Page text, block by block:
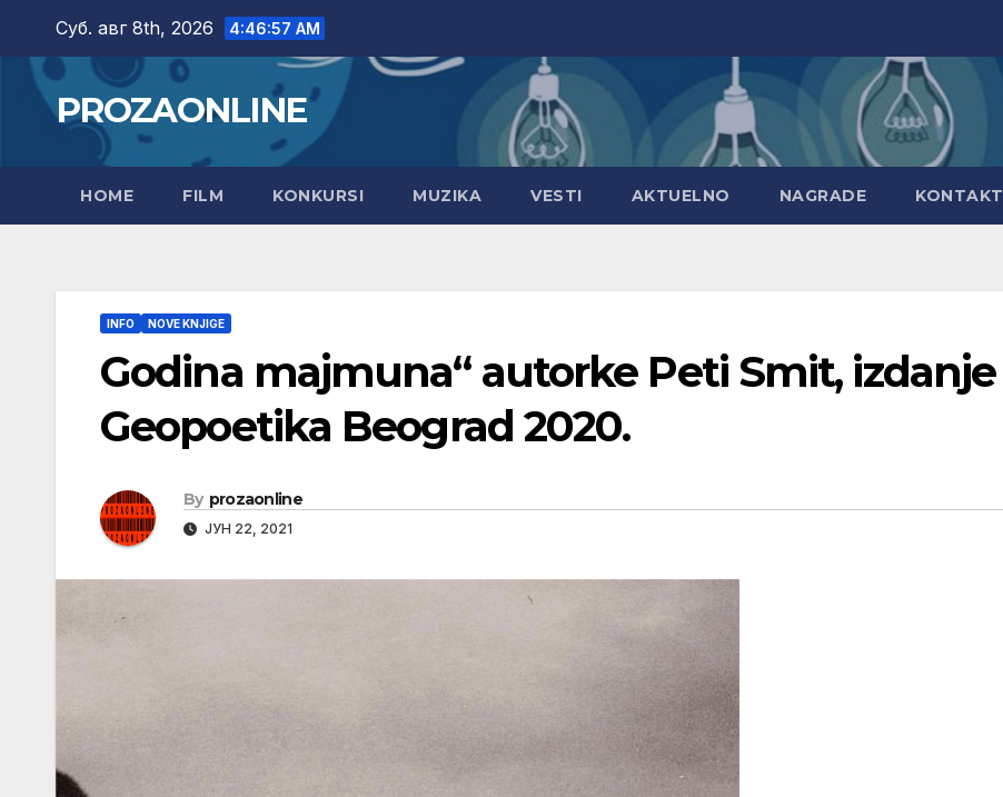
content
Суб. авг 8th, 2026 4:46:58 AM
PROZAONLINE
HOME FILM KONKURSI MUZIKA VESTI AKTUELNO NAGRADE KONTAKT
INFO NOVE KNJIGE
Godina majmuna“ autorke Peti Smit, izdanje
Geopoetika Beograd 2020.
By prozaonline
ЈУН 22, 2021